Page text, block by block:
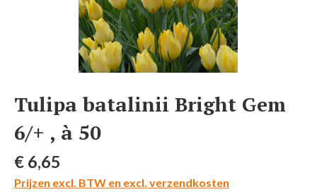
Tulipa batalinii Bright Gem
6/+ , à 50
Normale prijs:
€ 6,65
Prijzen excl. BTW en excl. verzendkosten